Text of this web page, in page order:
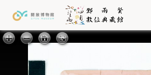
藏品
Jump to Navigation
Jump to Main content